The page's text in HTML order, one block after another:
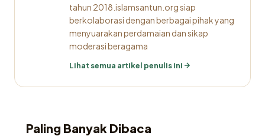
tahun 2018.islamsantun.org siap
berkolaborasi dengan berbagai pihak yang
menyuarakan perdamaian dan sikap
moderasi beragama
Lihat semua artikel penulis ini
Paling Banyak Dibaca